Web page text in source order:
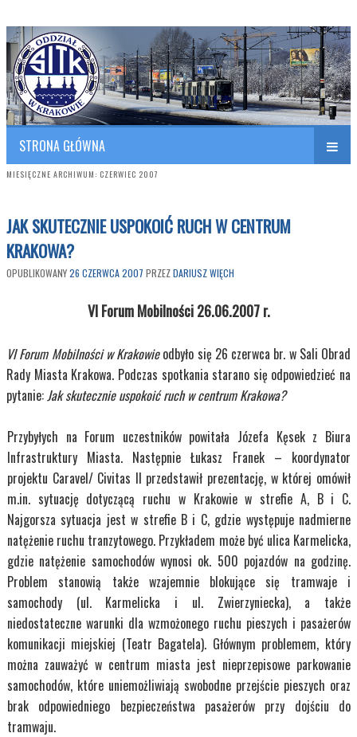
SITK RP Oddział w KRAKOWIE
Polish Association of Engineers & Technicians of Transportation
STRONA GŁÓWNA
MIESIĘCZNE ARCHIWUM: CZERWIEC 2007
JAK SKUTECZNIE USPOKOIĆ RUCH W CENTRUM
KRAKOWA?
OPUBLIKOWANY26 CZERWCA 2007 PRZEZDARIUSZ WIĘCH
VI Forum Mobilności 26.06.2007 r.
VI Forum Mobilności w Krakowieodbyło się 26 czerwca br. w Sali Obrad
Rady Miasta Krakowa. Podczas spotkania starano się odpowiedzieć na
pytanie:Jak skutecznie uspokoić ruch w centrum Krakowa?
Przybyłych na Forum uczestników powitała Józefa Kęsek z Biura
Infrastruktury Miasta. Następnie Łukasz Franek – koordynator
projektu Caravel/ Civitas II przedstawił prezentację, w której omówił
m.in. sytuację dotyczącą ruchu w Krakowie w strefie A, B i C.
Najgorsza sytuacja jest w strefie B i C, gdzie występuje nadmierne
natężenie ruchu tranzytowego. Przykładem może być ulica Karmelicka,
gdzie natężenie samochodów wynosi ok. 500 pojazdów na godzinę.
Problem stanowią także wzajemnie blokujące się tramwaje i
samochody (ul. Karmelicka i ul. Zwierzyniecka), a także
niedostateczne warunki dla wzmożonego ruchu pieszych i pasażerów
komunikacji miejskiej (Teatr Bagatela). Głównym problemem, który
można zauważyć w centrum miasta jest nieprzepisowe parkowanie
samochodów, które uniemożliwiają swobodne przejście pieszych oraz
brak odpowiedniego bezpieczeństwa pasażerów przy dojściu do
tramwaju.